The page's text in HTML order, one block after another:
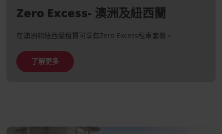
Zero Excess- 澳洲及紐西蘭
在澳洲和紐西蘭租賃可享有Zero Excess租車套餐。
了解更多